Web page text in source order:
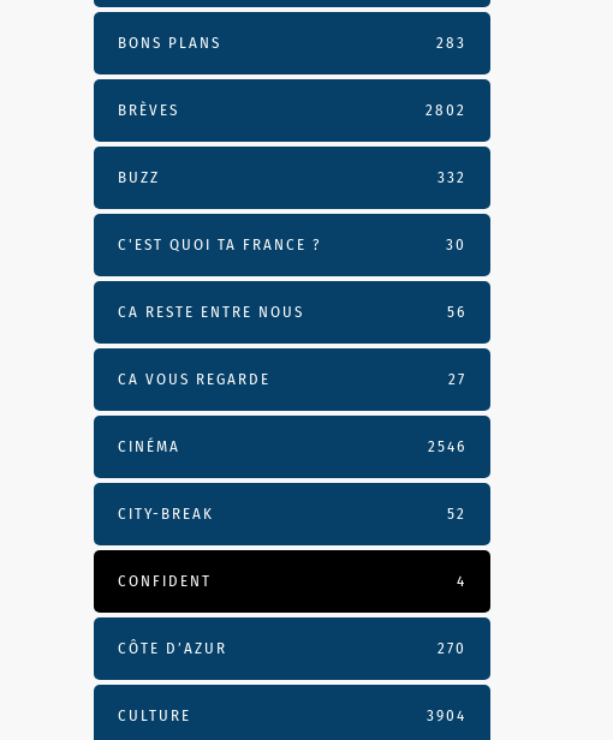
BONS PLANS 283
BRÈVES 2802
BUZZ 332
C'EST QUOI TA FRANCE ? 30
CA RESTE ENTRE NOUS 56
CA VOUS REGARDE 27
CINÉMA 2546
CITY-BREAK 52
CONFIDENT 4
CÔTE D’AZUR 270
CULTURE 3904